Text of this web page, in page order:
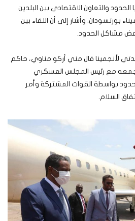
الحدود والتعاون الاقتصادي بين البلدين
بورتسودان. وأشار إلى أن اللقاء بين
مشاكل الحدود.
لأنجمينا قال مني أركو مناوي، حاكم
جمعه مع رئيس المجلس العسكري
بواسطة القوات المشتركة وأمر
السلام.